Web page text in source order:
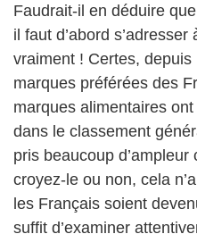
Faudrait-il en déduire
il faut d’abord
vraiment ! Certes,
marques préférées des
marques alimentaires
dans le classement
pris beaucoup
croyez-le ou non, cela
les Français soient
suffit d’examiner